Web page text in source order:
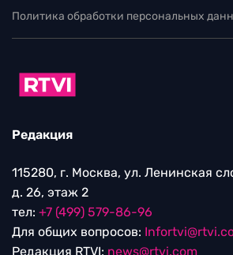
Политика обработки персональных
Редакция
115280, г. Москва, ул. Ленинская
д. 26, этаж 2
тел: +7 (499) 579-86-96
Для общих вопросов:
Редакция RTVI: news@rtvi.com